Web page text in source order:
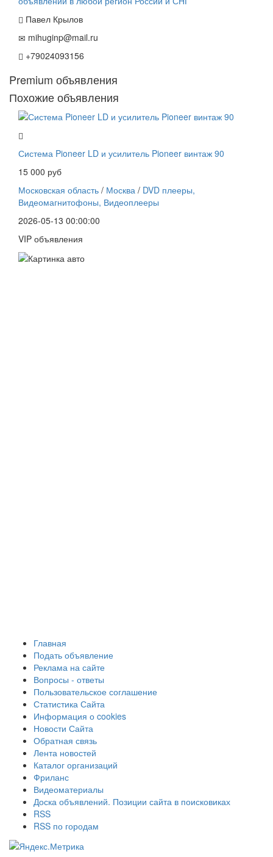
Павел Крылов
mihuginp@mail.ru
+79024093156
Premium объявления
Похожие объявления
Система Pioneer LD и усилитель Pioneer винтаж 90
15 000 руб
Московская область / Москва / DVD плееры,
Видеомагнитофоны, Видеоплееры
2026-05-13 00:00:00
VIP объявления
Главная
Подать объявление
Реклама на сайте
Вопросы - ответы
Пользовательское соглашение
Статистика Сайта
Информация о cookies
Новости Сайта
Обратная связь
Лента новостей
Каталог организаций
Фриланс
Видеоматериалы
Доска объявлений. Позиции сайта в поисковиках
RSS
RSS по городам